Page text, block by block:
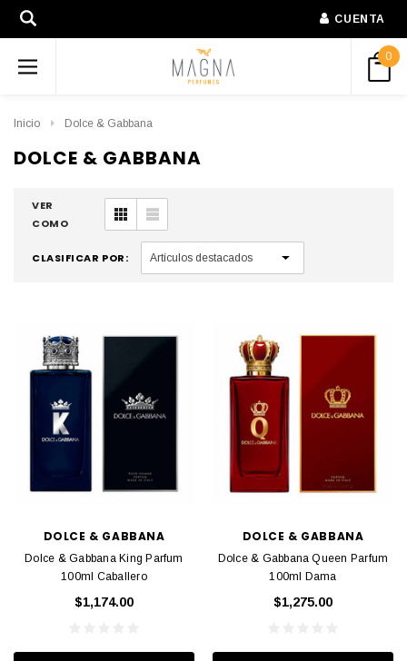
CUENTA
0
Inicio Dolce & Gabbana
DOLCE & GABBANA
VER
COMO
CLASIFICAR POR:
DOLCE & GABBANA
Dolce & Gabbana King Parfum
100ml Caballero
$1,174.00
DOLCE & GABBANA
Dolce & Gabbana Queen Parfum
100ml Dama
$1,275.00